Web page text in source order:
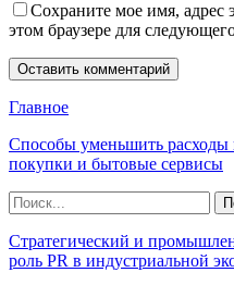
Сохраните мое имя, адрес
этом браузере для
Главное
Способы уменьшить расходы
покупки и бытовые сервисы
Стратегический и
роль PR в индустриальной